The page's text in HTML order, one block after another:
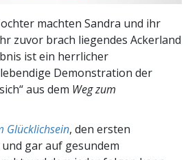
machten Sandra und ihr
zuvor brach liegendes Ackerland
ist ein herrlicher
Demonstration der
aus dem Weg zum
Glücklichsein, den ersten
gar auf gesundem